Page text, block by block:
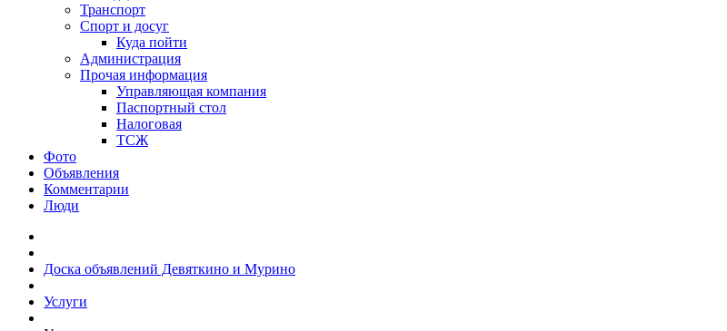
Транспорт
Спорт и досуг
Куда пойти
Администрация
Прочая информация
Управляющая компания
Паспортный стол
Налоговая
ТСЖ
Фото
Объявления
Комментарии
Люди
Доска объявлений Девяткино и Мурино
Услуги